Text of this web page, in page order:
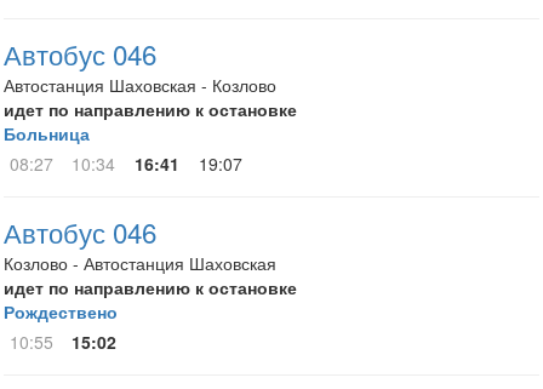
Автобус 046
Автостанция Шаховская - Козлово
идет по направлению к остановке
Больница
08:27
10:34 16:41 19:07
Автобус 046
Козлово - Автостанция Шаховская
идет по направлению к остановке
Рождествено
10:55
15:02